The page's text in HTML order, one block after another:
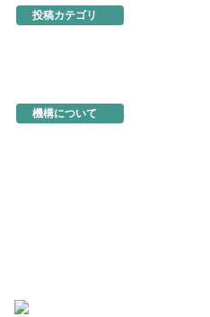
投稿カテゴリ
機構について